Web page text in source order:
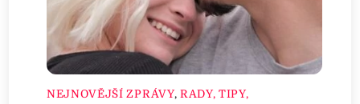
NEJNOVĚJŠÍ ZPRÁVY, RADY, TIPY,